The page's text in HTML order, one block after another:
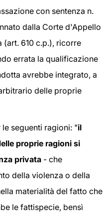
con sentenza n.
dalla Corte d'Appello
610 c.p.), ricorre
errata la qualificazione
avrebbe integrato, a
delle proprie
seguenti ragioni: "il
proprie ragioni si
privata - che
della violenza o della
materialità del fatto che
le fattispecie, bensì